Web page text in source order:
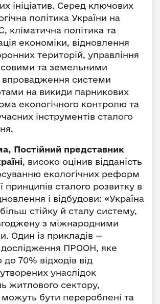
ініціатив. Серед ключових
політика України на
кліматична політика та
економіки, відновлення
територій, управління
та земельними
системи
на викиди парникових
екологічного контролю та
інструментів сталого
Постійний представник
, високо оцінив відданість
екологічних реформ
принципів сталого розвитку в
і відбудови: «Україна
стійку й сталу систему,
з міжнародними
Один із прикладів —
ПРООН, яке
70% відходів від
унаслідок
житлового сектору,
можуть бути перероблені та